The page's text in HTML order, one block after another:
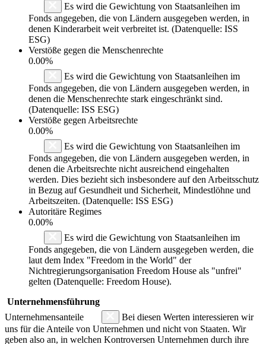
Es wird die Gewichtung von Staatsanleihen im
Fonds angegeben, die von Ländern ausgegeben werden, in
denen Kinderarbeit weit verbreitet ist. (Datenquelle: ISS
ESG)
Verstöße gegen die Menschenrechte
0.00%
Es wird die Gewichtung von Staatsanleihen im
Fonds angegeben, die von Ländern ausgegeben werden, in
denen die Menschenrechte stark eingeschränkt sind.
(Datenquelle: ISS ESG)
Verstöße gegen Arbeitsrechte
0.00%
Es wird die Gewichtung von Staatsanleihen im
Fonds angegeben, die von Ländern ausgegeben werden, in
denen die Arbeitsrechte nicht ausreichend eingehalten
werden. Dies bezieht sich insbesondere auf den Arbeitsschutz
in Bezug auf Gesundheit und Sicherheit, Mindestlöhne und
Arbeitszeiten. (Datenquelle: ISS ESG)
Autoritäre Regimes
0.00%
Es wird die Gewichtung von Staatsanleihen im
Fonds angegeben, die von Ländern ausgegeben werden, die
laut dem Index "Freedom in the World" der
Nichtregierungsorganisation Freedom House als "unfrei"
gelten (Datenquelle: Freedom House).
Unternehmensführung
Unternehmensanteile
Bei diesen Werten interessieren wir
uns für die Anteile von Unternehmen und nicht von Staaten. Wir
geben also an, in welchen Kontroversen Unternehmen durch ihre